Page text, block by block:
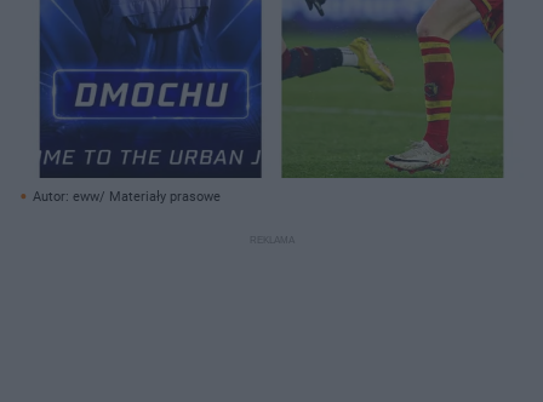
Autor: eww/ Materiały prasowe